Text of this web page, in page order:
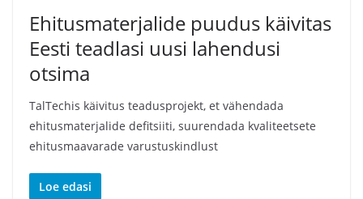
Ehitusmaterjalide puudus käivitas
Eesti teadlasi uusi lahendusi
otsima
TalTechis käivitus teadusprojekt, et vähendada
ehitusmaterjalide defitsiiti, suurendada kvaliteetsete
ehitusmaavarade varustuskindlust
Loe edasi